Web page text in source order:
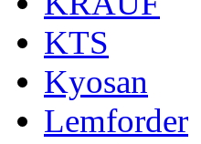
KTS
Kyosan
Lemforder